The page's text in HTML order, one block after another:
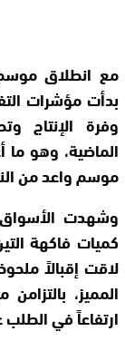
مع انطلاق موسم
بدأت مؤشرات
وفرة الإنتاج
الماضية، وهو ما
موسم واعد من
وشهدت الأسواق
كميات فاكهة
لاقت إقبالاً
المميز،
ارتفاعاً في